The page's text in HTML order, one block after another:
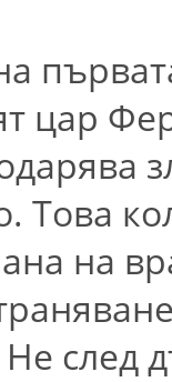
цар
Това
на
след